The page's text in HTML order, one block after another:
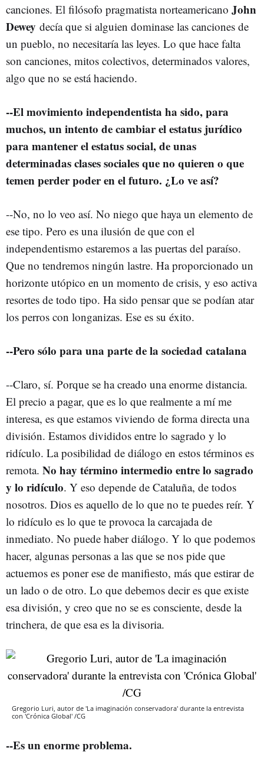
canciones. El filósofo pragmatista norteamericano John
Dewey decía que si alguien dominase las canciones de
un pueblo, no necesitaría las leyes. Lo que hace falta
son canciones, mitos colectivos, determinados valores,
algo que no se está haciendo.
--El movimiento independentista ha sido, para
muchos, un intento de cambiar el estatus jurídico
para mantener el estatus social, de unas
determinadas clases sociales que no quieren o que
temen perder poder en el futuro. ¿Lo ve así?
--No, no lo veo así. No niego que haya un elemento de
ese tipo. Pero es una ilusión de que con el
independentismo estaremos a las puertas del paraíso.
Que no tendremos ningún lastre. Ha proporcionado un
horizonte utópico en un momento de crisis, y eso activa
resortes de todo tipo. Ha sido pensar que se podían atar
los perros con longanizas. Ese es su éxito.
--Pero sólo para una parte de la sociedad catalana
--Claro, sí. Porque se ha creado una enorme distancia.
El precio a pagar, que es lo que realmente a mí me
interesa, es que estamos viviendo de forma directa una
división. Estamos divididos entre lo sagrado y lo
ridículo. La posibilidad de diálogo en estos términos es
remota. No hay término intermedio entre lo sagrado
y lo ridículo. Y eso depende de Cataluña, de todos
nosotros. Dios es aquello de lo que no te puedes reír. Y
lo ridículo es lo que te provoca la carcajada de
inmediato. No puede haber diálogo. Y lo que podemos
hacer, algunas personas a las que se nos pide que
actuemos es poner ese de manifiesto, más que estirar de
un lado o de otro. Lo que debemos decir es que existe
esa división, y creo que no se es consciente, desde la
trinchera, de que esa es la divisoria.
Gregorio Luri, autor de 'La imaginación conservadora' durante la entrevista
con 'Crónica Global' /CG
--Es un enorme problema.